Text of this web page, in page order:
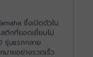
ซึ่งเปิดตัวใน
ติกที่ยอดเยี่ยมไม่
รุ่นแรกกลาย
ายอย่างรวดเร็ว